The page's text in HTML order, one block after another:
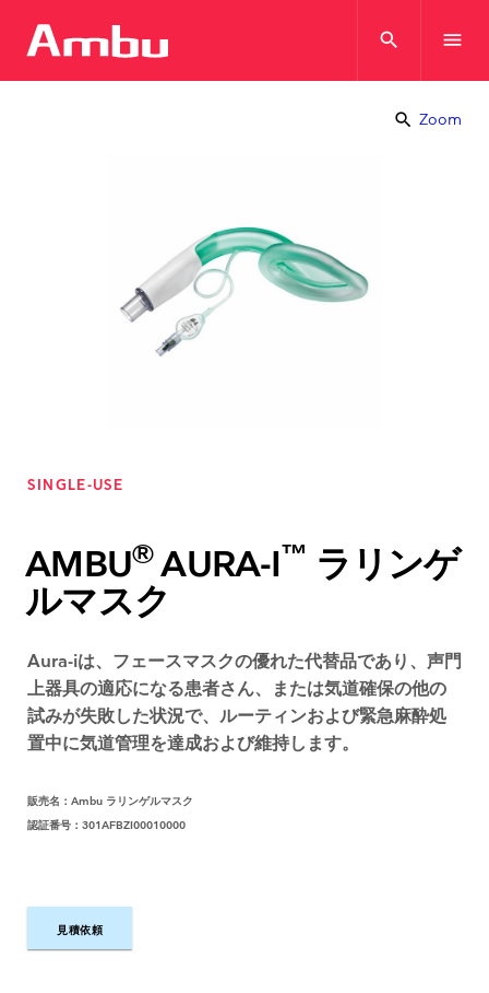
search menu
SINGLE-USE
AMBU®AURA-I™ ラリンゲ
ルマスク
Aura-iは、フェースマスクの優れた代替品であり、声門
上器具の適応になる患者さん、または気道確保の他の
試みが失敗した状況で、ルーティンおよび緊急麻酔処
置中に気道管理を達成および維持します。
販売名：Ambu ラリンゲルマスク
認証番号：301AFBZI00010000
見積依頼
search Zoom